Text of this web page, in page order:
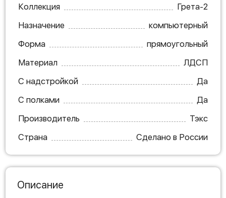
Коллекция
Грета-2
Назначение
компьютерный
Форма
прямоугольный
Материал
ЛДСП
С надстройкой
Да
С полками
Да
Производитель
Тэкс
Страна
Сделано в России
Описание